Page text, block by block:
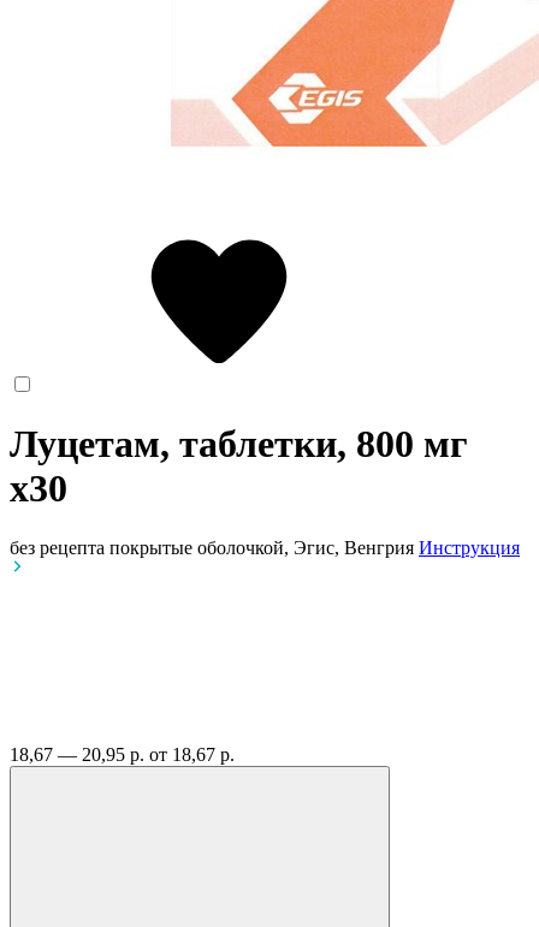
Луцетам, таблетки, 800 мг
x30
без рецепта покрытые оболочкой, Эгис, Венгрия Инструкция
18,67 — 20,95 р. от 18,67 р.